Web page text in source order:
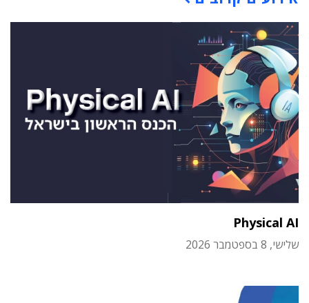
Physical AI
שלישי, 8 בספטמבר 2026